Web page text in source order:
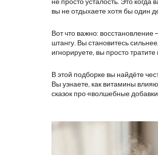
вы не отдыхаете хотя бы один
Вот что важно: восстановление
штангу. Вы становитесь
игнорируете, вы просто
В этой подборке вы найдёте
Вы узнаете, как витамины
сказок про «волшебные